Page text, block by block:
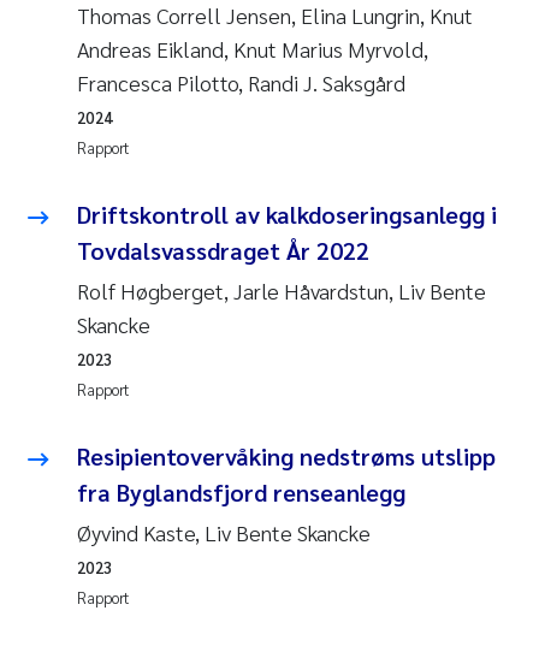
Thomas Correll Jensen, Elina Lungrin, Knut
Andreas Eikland, Knut Marius Myrvold,
Francesca Pilotto, Randi J. Saksgård
Rapport
2024
Driftskontroll av kalkdoseringsanlegg i
Tovdalsvassdraget År 2022
Rolf Høgberget, Jarle Håvardstun, Liv Bente
Skancke
Rapport
2023
Resipientovervåking nedstrøms utslipp
fra Byglandsfjord renseanlegg
Øyvind Kaste, Liv Bente Skancke
Rapport
2023